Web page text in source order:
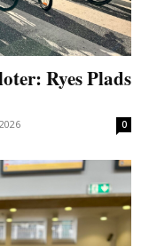
Ryes Plads
0